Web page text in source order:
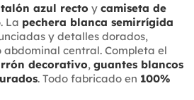
azul recto y camiseta de
La pechera blanca semirrígida
y detalles dorados,
abdominal central. Completa el
decorativo, guantes blancos
. Todo fabricado en 100%